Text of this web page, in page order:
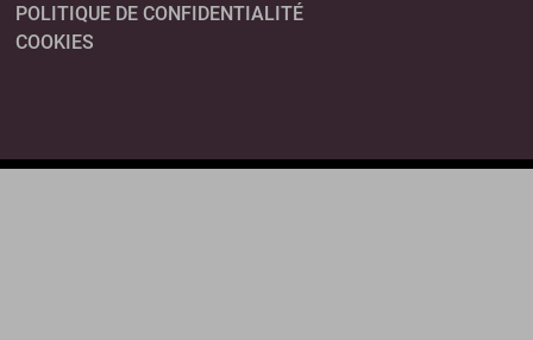
POLITIQUE DE CONFIDENTIALITÉ
COOKIES